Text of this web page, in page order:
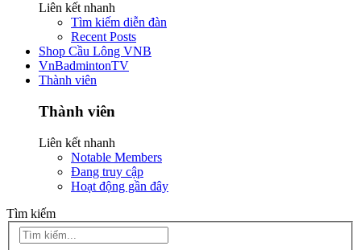
Liên kết nhanh
Tìm kiếm diễn đàn
Recent Posts
Shop Cầu Lông VNB
VnBadmintonTV
Thành viên
Thành viên
Liên kết nhanh
Notable Members
Đang truy cập
Hoạt động gần đây
Tìm kiếm